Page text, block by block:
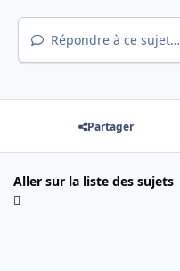
Répondre à ce sujet…
Partager
Aller sur la liste des sujets